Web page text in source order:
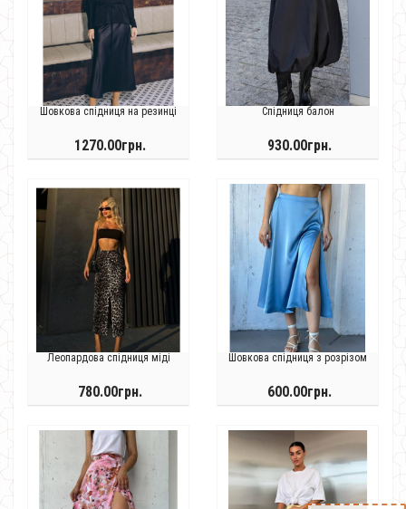
Шовкова спідниця на резинці
1270.00грн.
Спідниця балон
930.00грн.
Леопардова спідниця міді
780.00грн.
Шовкова спідниця з розрізом
600.00грн.